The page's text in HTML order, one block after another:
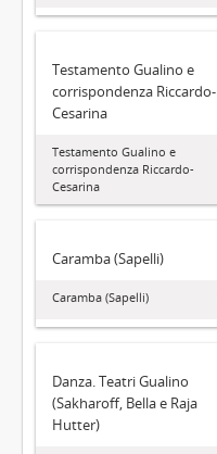
Testamento Gualino e
corrispondenza Riccardo-
Cesarina
Testamento Gualino e
corrispondenza Riccardo-
Cesarina
Caramba (Sapelli)
Caramba (Sapelli)
Danza. Teatri Gualino
(Sakharoff, Bella e Raja
Hutter)